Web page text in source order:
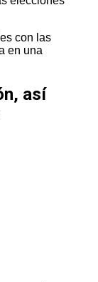
con las
en una
así